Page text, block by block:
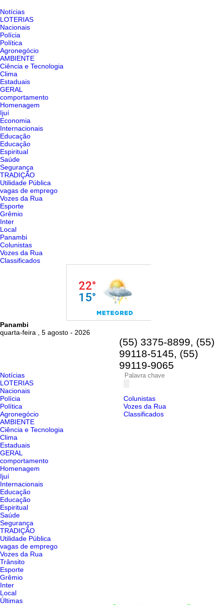
Notícias
LOTERIAS
Nacionais
Polícia
Política
Agronegócio
AMBIENTE
Ciência e Tecnologia
Clima
Estaduais
GERAL
comportamento
Homenagem
Ijuí
Economia
Internacionais
Educação
Educação
Espiritual
Saúde
Segurança
TRADIÇÃO
Utilidade Pública
vagas de emprego
Vozes da Rua
Esporte
Grêmio
Inter
Local
Panambi
Colunistas
Vozes da Rua
Classificados
Panambi
quarta-feira , 5 agosto - 2026
(55) 3375-8899, (55)
99118-5145, (55)
99119-9065
Notícias
LOTERIAS
Nacionais
Polícia
Política
Agronegócio
AMBIENTE
Ciência e Tecnologia
Clima
Estaduais
GERAL
comportamento
Homenagem
Ijuí
Internacionais
Educação
Educação
Espiritual
Saúde
Segurança
TRADIÇÃO
Utilidade Pública
vagas de emprego
Vozes da Rua
Trânsito
Esporte
Grêmio
Inter
Local
Últimas
Colunistas
Vozes da Rua
Classificados